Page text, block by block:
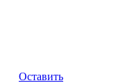
Оставить